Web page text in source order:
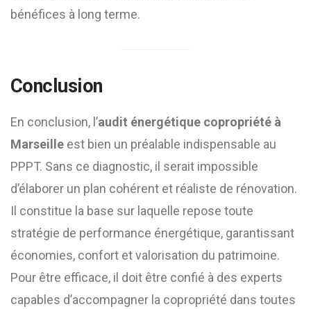
bénéfices à long terme.
Conclusion
En conclusion, l’audit énergétique copropriété à
Marseille est bien un préalable indispensable au
PPPT. Sans ce diagnostic, il serait impossible
d’élaborer un plan cohérent et réaliste de rénovation.
Il constitue la base sur laquelle repose toute
stratégie de performance énergétique, garantissant
économies, confort et valorisation du patrimoine.
Pour être efficace, il doit être confié à des experts
capables d’accompagner la copropriété dans toutes